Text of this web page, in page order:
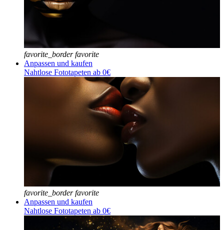
favorite_border favorite
Anpassen und kaufen
Nahtlose Fototapeten ab 0€
favorite_border favorite
Anpassen und kaufen
Nahtlose Fototapeten ab 0€